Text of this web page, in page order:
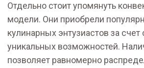
Отдельно стоит упомянуть
модели. Они приобрели
кулинарных энтузиастов за счет
уникальных возможностей.
позволяет равномерно